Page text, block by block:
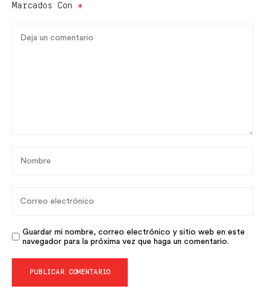
Marcados Con *
Guardar mi nombre, correo electrónico y sitio web en este
navegador para la próxima vez que haga un comentario.